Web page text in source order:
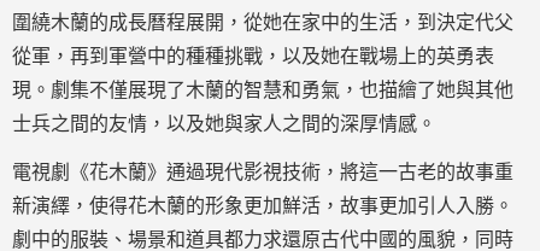
圍繞木蘭的成長曆程展開，從她在家中的生活，到決定代父
從軍，再到軍營中的種種挑戰，以及她在戰場上的英勇表
現。劇集不僅展現了木蘭的智慧和勇氣，也描繪了她與其他
士兵之間的友情，以及她與家人之間的深厚情感。
電視劇《花木蘭》通過現代影視技術，將這一古老的故事重
新演繹，使得花木蘭的形象更加鮮活，故事更加引人入勝。
劇中的服裝、場景和道具都力求還原古代中國的風貌，同時